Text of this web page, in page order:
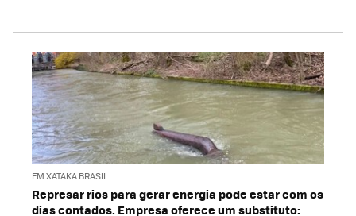
EM XATAKA BRASIL
Represar rios para gerar energia pode estar com os
dias contados. Empresa oferece um substituto: